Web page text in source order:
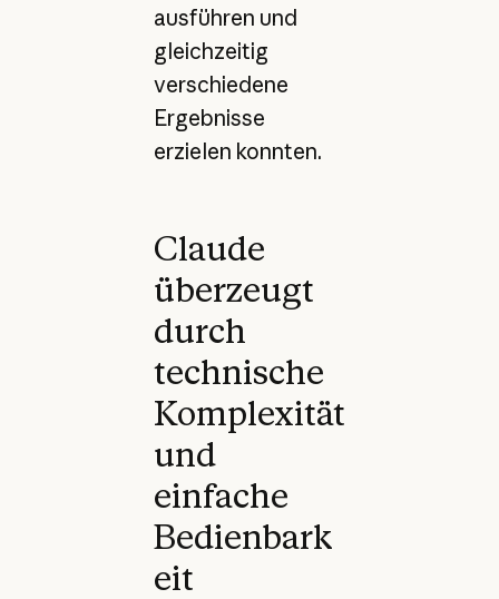
ausführen und
gleichzeitig
verschiedene
Ergebnisse
erzielen konnten.
Claude
überzeugt
durch
technische
Komplexität
und
einfache
Bedienbark
eit